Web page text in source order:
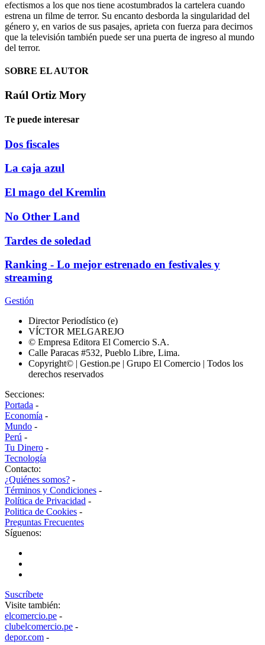
efectismos a los que nos tiene acostumbrados la cartelera cuando
estrena un filme de terror. Su encanto desborda la singularidad del
género y, en varios de sus pasajes, aprieta con fuerza para decirnos
que la televisión también puede ser una puerta de ingreso al mundo
del terror.
SOBRE EL AUTOR
Raúl Ortiz Mory
Te puede interesar
Dos fiscales
La caja azul
El mago del Kremlin
No Other Land
Tardes de soledad
Ranking - Lo mejor estrenado en festivales y
streaming
Gestión
Director Periodístico (e)
VÍCTOR MELGAREJO
© Empresa Editora El Comercio S.A.
Calle Paracas #532, Pueblo Libre, Lima.
Copyright© | Gestion.pe | Grupo El Comercio | Todos los
derechos reservados
Secciones:
Portada -
Economía -
Mundo -
Perú -
Tu Dinero -
Tecnología
Contacto:
¿Quiénes somos? -
Términos y Condiciones -
Política de Privacidad -
Politica de Cookies -
Preguntas Frecuentes
Síguenos:
Suscríbete
Visite también:
elcomercio.pe -
clubelcomercio.pe -
depor.com -